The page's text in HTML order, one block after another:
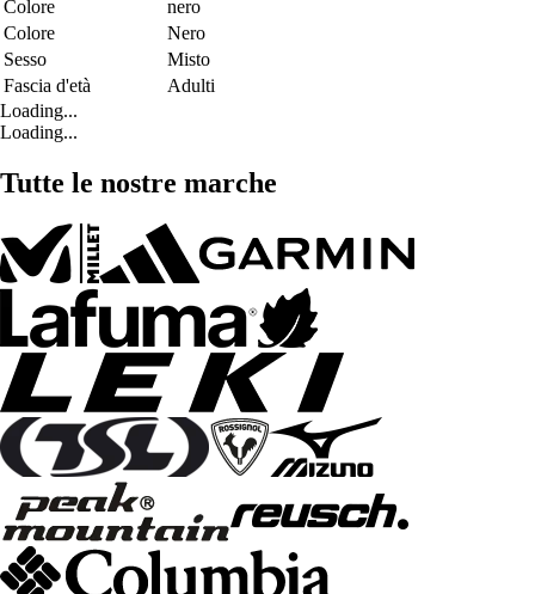
Colore
nero
Colore
Nero
Sesso
Misto
Fascia d'età
Adulti
Loading...
Loading...
Tutte le nostre marche